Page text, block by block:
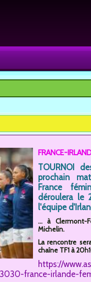
FRANCE-
TOURNOI
prochain
France
déroulera le
l'équipe
... à Clermont-
Michelin.
La rencontre
chaîne TF1 à
https://
france-irlande-